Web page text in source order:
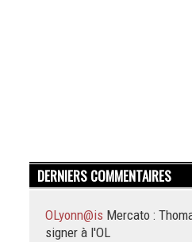
DERNIERS COMMENTAIRES
OLyonn@is Mercato :
signer à l'OL